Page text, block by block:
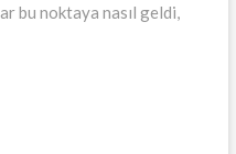
bu noktaya nasıl geldi,